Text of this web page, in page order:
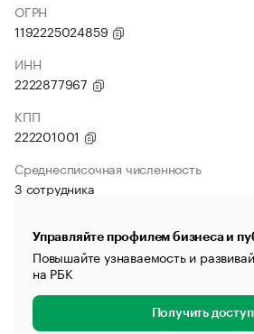
ОГРН
1192225024859
ИНН
2222877967
КПП
222201001
Среднесписочная численность
3 сотрудника
Управляйте профилем бизнеса и
Повышайте узнаваемость и
на РБК
Получить доступ